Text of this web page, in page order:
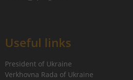
Useful links
President of Ukraine
Verkhovna Rada of Ukraine